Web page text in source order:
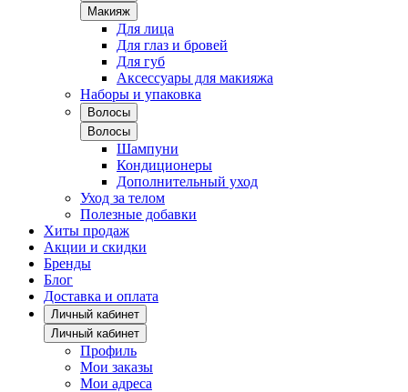
Макияж
Для лица
Для глаз и бровей
Для губ
Аксессуары для макияжа
Наборы и упаковка
Волосы
Волосы
Шампуни
Кондиционеры
Дополнительный уход
Уход за телом
Полезные добавки
Хиты продаж
Акции и скидки
Бренды
Блог
Доставка и оплата
Личный кабинет
Личный кабинет
Профиль
Мои заказы
Мои адреса